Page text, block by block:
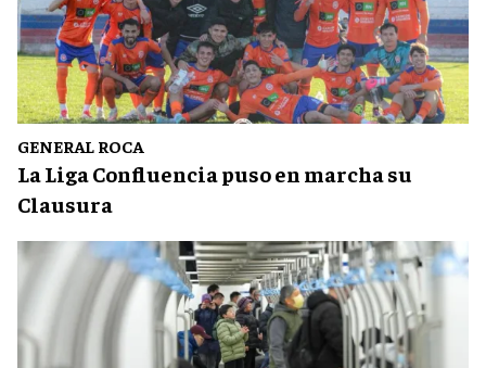
GENERAL ROCA
La Liga Confluencia puso en marcha su
Clausura